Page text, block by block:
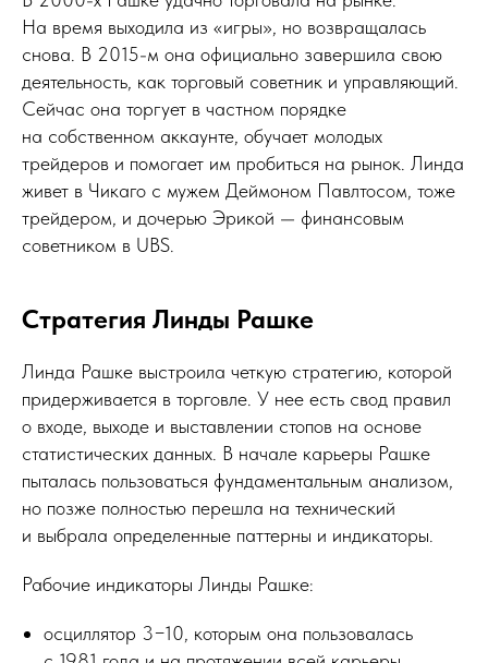
На время выходила из «игры», но возвращалась
снова. В 2015-м она официально завершила свою
деятельность, как торговый советник и управляющий.
Сейчас она торгует в частном порядке
на собственном аккаунте, обучает молодых
трейдеров и помогает им пробиться на рынок. Линда
живет в Чикаго с мужем Деймоном Павлтосом, тоже
трейдером, и дочерью Эрикой — финансовым
советником в UBS.
Стратегия Линды Рашке
Линда Рашке выстроила четкую стратегию, которой
придерживается в торговле. У нее есть свод правил
о входе, выходе и выставлении стопов на основе
статистических данных. В начале карьеры Рашке
пыталась пользоваться фундаментальным анализом,
но позже полностью перешла на технический
и выбрала определенные паттерны и индикаторы.
Рабочие индикаторы Линды Рашке:
осциллятор 3−10, которым она пользовалась